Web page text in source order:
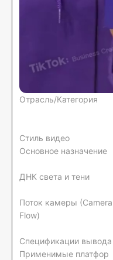
Отрасль/Категория
Стиль видео
Основное назначение
ДНК света и тени
Поток камеры (Camera
Flow)
Спецификации вывода
Применимые платфор